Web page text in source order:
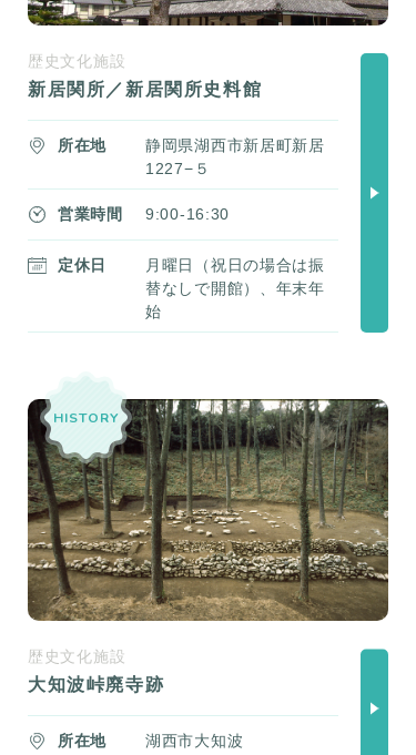
歴史文化施設
新居関所／新居関所史料館
所在地
静岡県湖西市新居町新居
1227−５
営業時間 9:00-16:30
定休日
月曜日（祝日の場合は振
替なしで開館）、年末年
始
HISTORY
歴史文化施設
大知波峠廃寺跡
所在地 湖西市大知波